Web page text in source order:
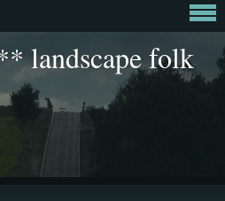
landscape folk